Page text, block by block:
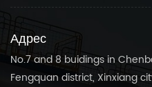
Адрес
No.7 and 8 buidings in
Fengquan district, Xinxiang